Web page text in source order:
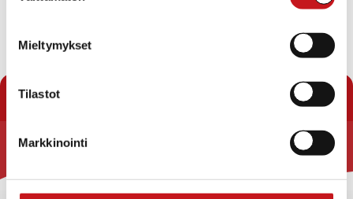
Mieltymykset
Tilastot
Markkinointi
kotitalouksiin. Painettuja oppaita löytyy Rautalammin
Yhteystiedot